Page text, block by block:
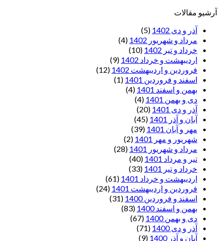
آرشیو مقالات
آذر و دی 1402
(5)
مرداد و شهریور 1402
(4)
خرداد و تیر 1402
(10)
اردیبهشت و خرداد 1402
(9)
فروردین و اردیبهشت 1402
(12)
اسفند و فروردین 1401
(1)
بهمن و اسفند 1401
(4)
دی و بهمن 1401
(4)
آذر و دی 1401
(20)
آبان و آذر 1401
(45)
مهر و آبان 1401
(39)
شهریور و مهر 1401
(2)
مرداد و شهریور 1401
(28)
تیر و مرداد 1401
(40)
خرداد و تیر 1401
(33)
اردیبهشت و خرداد 1401
(61)
فروردین و اردیبهشت 1401
(24)
اسفند و فروردین 1400
(31)
بهمن و اسفند 1400
(83)
دی و بهمن 1400
(67)
آذر و دی 1400
(71)
آبان و آذر 1400
(9)